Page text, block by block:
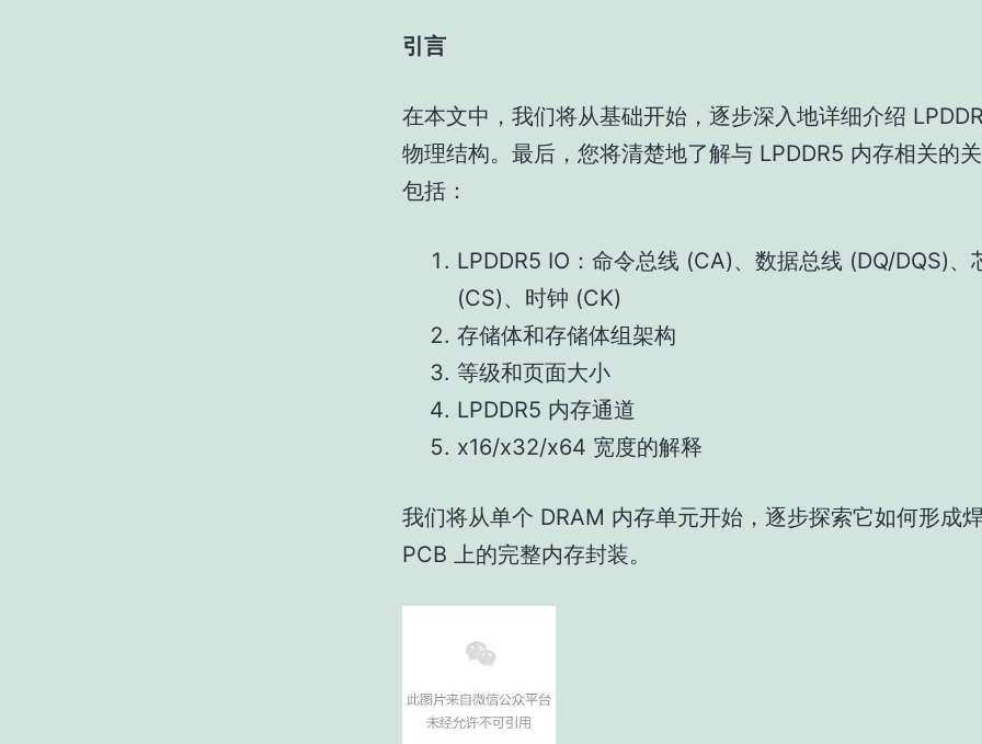
引言
在本文中，我们将从基础开始，逐步深入地详细介绍
物理结构。最后，您将清楚地了解与 LPDDR5 内存相关的
包括：
LPDDR5 IO：命令总线 (CA)、数据总线 (DQ/DQS)、
(CS)、时钟 (CK)
存储体和存储体组架构
等级和页面大小
LPDDR5 内存通道
x16/x32/x64 宽度的解释
我们将从单个 DRAM 内存单元开始，逐步探索它如何形成
PCB 上的完整内存封装。